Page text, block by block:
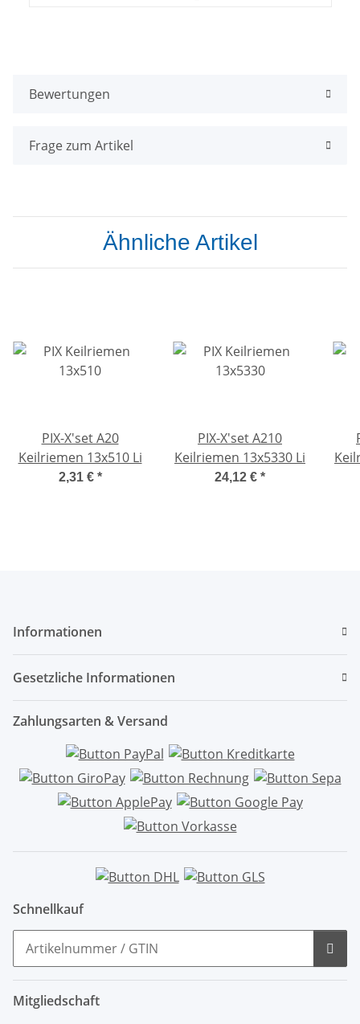
Bewertungen
Frage zum Artikel
Ähnliche Artikel
PIX-X'set A20
Keilriemen 13x510 Li
2,31 € *
PIX-X'set A210
Keilriemen 13x5330 Li
24,12 € *
Informationen
Gesetzliche Informationen
Zahlungsarten & Versand
Schnellkauf
Mitgliedschaft